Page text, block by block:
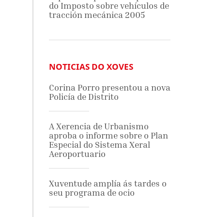
do Imposto sobre vehículos de
tracción mecánica 2005
NOTICIAS DO XOVES
Corina Porro presentou a nova
Policía de Distrito
A Xerencia de Urbanismo
aproba o informe sobre o Plan
Especial do Sistema Xeral
Aeroportuario
Xuventude amplía ás tardes o
seu programa de ocio